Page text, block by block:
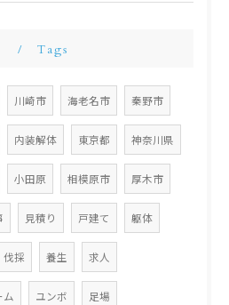
Tags
川崎市 海老名市 秦野市
内装解体 東京都 神奈川県
小田原 相模原市 厚木市
見積り 戸建て 躯体
伐採 養生 求人
ム ユンボ 足場